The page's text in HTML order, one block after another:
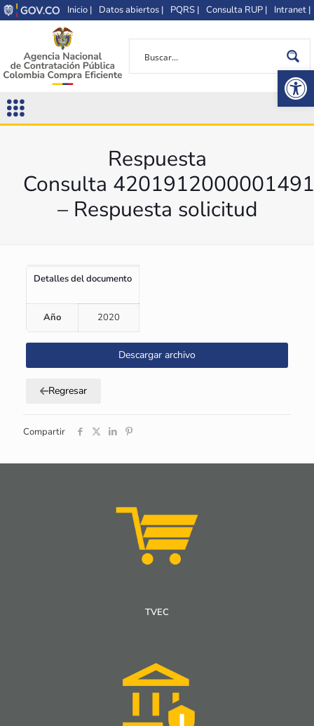
Inicio | Datos abiertos | PQRS | Consulta RUP | Intranet |
Respuesta
Consulta 4201912000001491
– Respuesta solicitud
Detalles del documento
Año 2020
Descargar archivo
Regresar
Compartir
TVEC